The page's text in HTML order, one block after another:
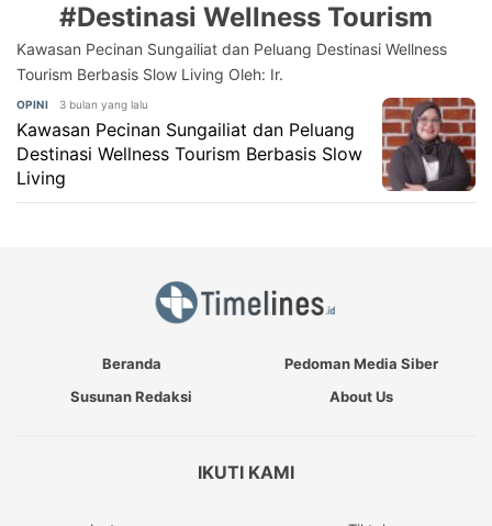
#Destinasi Wellness Tourism
Kawasan Pecinan Sungailiat dan Peluang Destinasi Wellness
Tourism Berbasis Slow Living Oleh: Ir.
OPINI 3 bulan yang lalu
Kawasan Pecinan Sungailiat dan Peluang
Destinasi Wellness Tourism Berbasis Slow
Living
Beranda
Pedoman Media Siber
Susunan Redaksi
About Us
IKUTI KAMI